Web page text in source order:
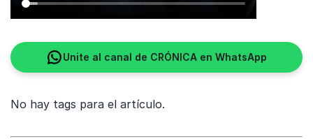
Unite al canal de CRÓNICA en WhatsApp
No hay tags para el artículo.